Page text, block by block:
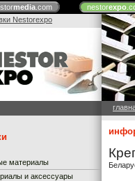
media.com nestorexpo
Nestorexpo
материалы
и аксессуары